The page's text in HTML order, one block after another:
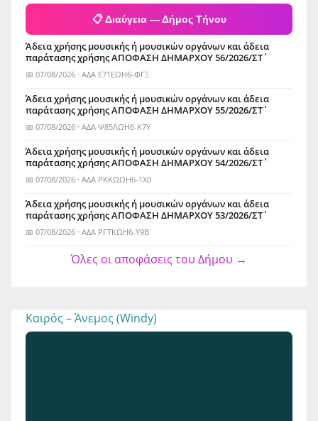
📋 Διαύγεια — Δήμος Τήνου
Άδεια χρήσης μουσικής ή μουσικών οργάνων και άδεια
παράτασης χρήσης ΑΠΟΦΑΣΗ ΔΗΜΑΡΧΟΥ 56/2026/ΣΤ΄
📅 07/08/2026 · ΑΔΑ Ε71ΕΩΗ6-ΦΓΞ
Άδεια χρήσης μουσικής ή μουσικών οργάνων και άδεια
παράτασης χρήσης ΑΠΟΦΑΣΗ ΔΗΜΑΡΧΟΥ 55/2026/ΣΤ΄
📅 07/08/2026 · ΑΔΑ Ψ85ΛΩΗ6-Κ7Υ
Άδεια χρήσης μουσικής ή μουσικών οργάνων και άδεια
παράτασης χρήσης ΑΠΟΦΑΣΗ ΔΗΜΑΡΧΟΥ 54/2026/ΣΤ΄
📅 07/08/2026 · ΑΔΑ ΡΚΚΩΩΗ6-1Χ0
Άδεια χρήσης μουσικής ή μουσικών οργάνων και άδεια
παράτασης χρήσης ΑΠΟΦΑΣΗ ΔΗΜΑΡΧΟΥ 53/2026/ΣΤ΄
📅 07/08/2026 · ΑΔΑ ΡΓΤΚΩΗ6-Υ9Β
Όλες οι αποφάσεις του Δήμου →
Καιρός – Άνεμος (Windy)